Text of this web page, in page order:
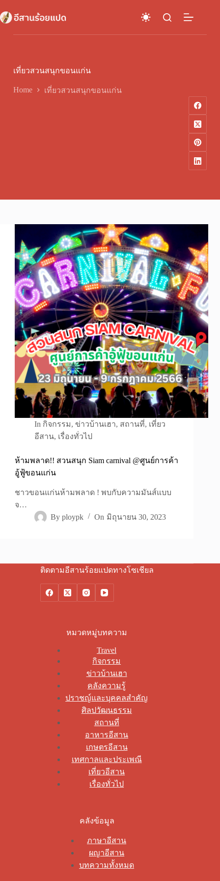
to
content
เที่ยวสวนสนุกขอนแก่น
Home เที่ยวสวนสนุกขอนแก่น
In กิจกรรม,ข่าวบ้านเฮา, สถานที่, เที่ยว
อีสาน, เรื่องทั่วไป
ห้ามพลาด!! สวนสนุก Siam carnival @ศูนย์การค้า
อู้ฟู้ขอนแก่น
ชาวขอนแก่นห้ามพลาด ! พบกับความมันส์แบบ
จ…
By ploypk On มิถุนายน 30, 2023
ติดตามอีสานร้อยแปดทางโซเชียล
หมวดหมู่บทความ
Travel
กิจกรรม
ข่าวบ้านเฮา
คลังความรู้
ปราชญ์และบุคคลสำคัญ
ศิลปวัฒนธรรม
สถานที่
อาหารอีสาน
เกษตรอีสาน
เทศกาลและประเพณี
เที่ยวอีสาน
เรื่องทั่วไป
คลังข้อมูล
ภาษาอีสาน
ผญาอีสาน
บทความทั้งหมด